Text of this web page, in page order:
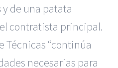
y de una patata
contratista principal.
Técnicas “continúa
necesarias para